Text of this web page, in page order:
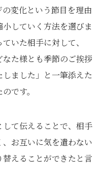
変化という節目を理由
していく方法を選びま
いた相手に対して、
なた様とも季節のご挨拶
ました」と一筆添えた
です。
て伝えることで、相手
お互いに気を遣わない
えることができたと言